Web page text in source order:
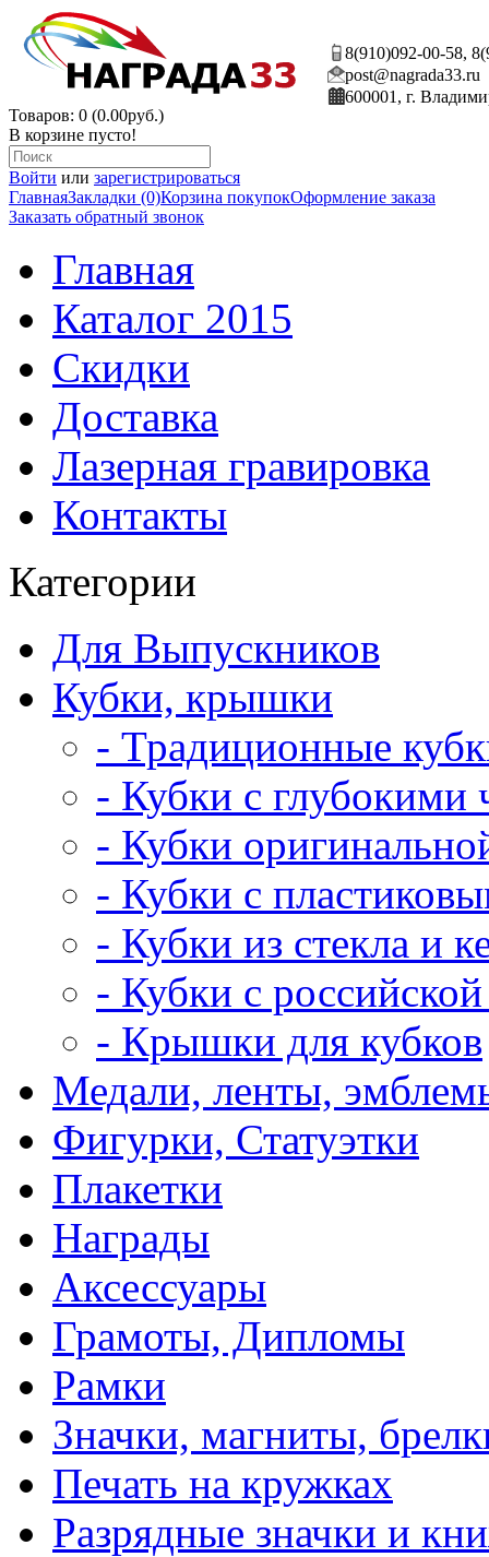
8(910)092-00-58,
post@nagrada33.ru
600001, г.
Товаров: 0 (0.00руб.)
В корзине пусто!
Войти или зарегистрироваться
ГлавнаяЗакладки (0)Корзина покупокОформление заказа
Заказать обратный звонок
Главная
Каталог 2015
Скидки
Доставка
Лазерная гравировка
Контакты
Категории
Для Выпускников
Кубки, крышки
- Традиционные
- Кубки с глубокими
- Кубки
- Кубки с
- Кубки из стекла и
- Кубки с
- Крышки для кубков
Медали, ленты,
Фигурки, Статуэтки
Плакетки
Награды
Аксессуары
Грамоты, Дипломы
Рамки
Значки, магниты,
Печать на кружках
Разрядные значки и